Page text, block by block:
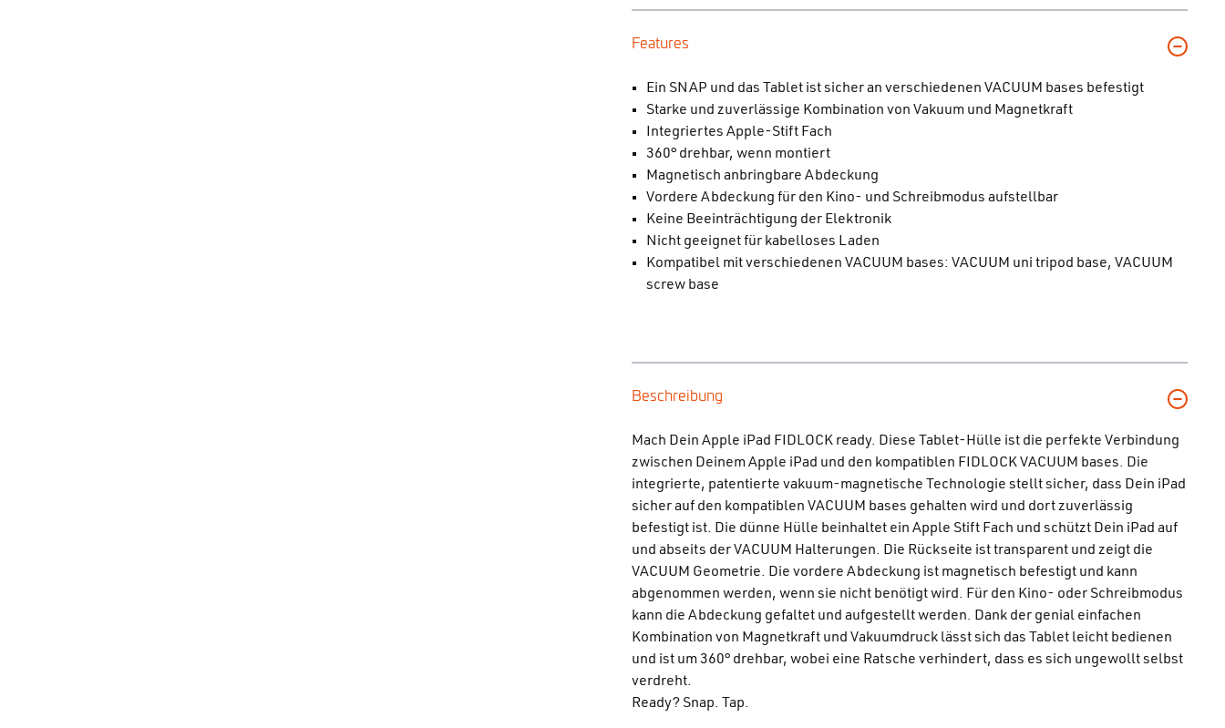
Features
Ein SNAP und das Tablet ist sicher an verschiedenen VACUUM bases befestigt
Starke und zuverlässige Kombination von Vakuum und Magnetkraft
Integriertes Apple-Stift Fach
360° drehbar, wenn montiert
Magnetisch anbringbare Abdeckung
Vordere Abdeckung für den Kino- und Schreibmodus aufstellbar
Keine Beeinträchtigung der Elektronik
Nicht geeignet für kabelloses Laden
Kompatibel mit verschiedenen VACUUM bases: VACUUM uni tripod base, VACUUM
screw base
Beschreibung
Mach Dein Apple iPad FIDLOCK ready. Diese Tablet-Hülle ist die perfekte Verbindung
zwischen Deinem Apple iPad und den kompatiblen FIDLOCK VACUUM bases. Die
integrierte, patentierte vakuum-magnetische Technologie stellt sicher, dass Dein iPad
sicher auf den kompatiblen VACUUM bases gehalten wird und dort zuverlässig
befestigt ist. Die dünne Hülle beinhaltet ein Apple Stift Fach und schützt Dein iPad auf
und abseits der VACUUM Halterungen. Die Rückseite ist transparent und zeigt die
VACUUM Geometrie. Die vordere Abdeckung ist magnetisch befestigt und kann
abgenommen werden, wenn sie nicht benötigt wird. Für den Kino- oder Schreibmodus
kann die Abdeckung gefaltet und aufgestellt werden. Dank der genial einfachen
Kombination von Magnetkraft und Vakuumdruck lässt sich das Tablet leicht bedienen
und ist um 360° drehbar, wobei eine Ratsche verhindert, dass es sich ungewollt selbst
verdreht.
Ready? Snap. Tap.